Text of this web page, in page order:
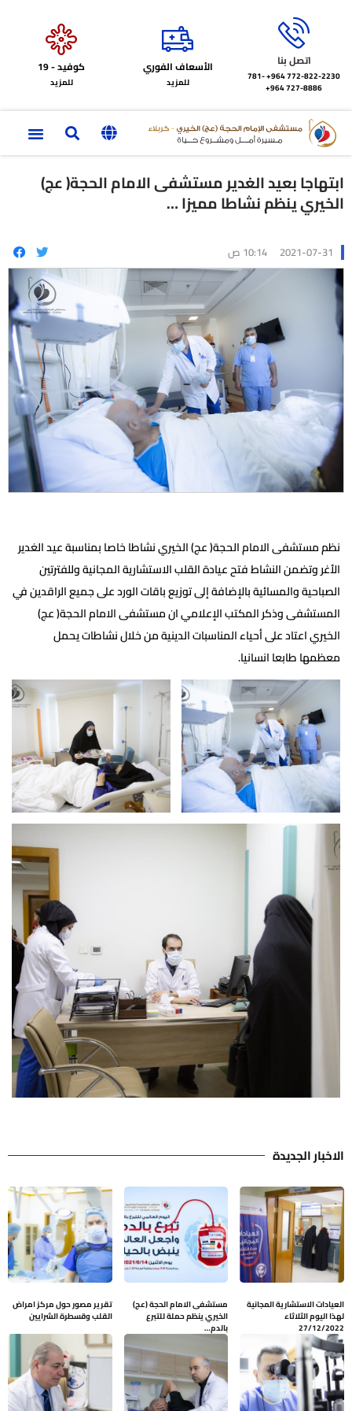
اتصل بنا
772-822-2230‏ 964+
781-
727-8886 964+
الأسعاف الفوري
للمزيد
كوفيد - 19
للمزيد
ابتهاجا بعيد الغدير مستشفى الامام الحجة( عج)
الخيري ينظم نشاطا مميزا …
2021-07-31 10:14 ص
نظم مستشفى الامام الحجة( عج) الخيري نشاطا خاصا بمناسبة عيد الغدير
الأغر وتضمن النشاط فتح عيادة القلب الاستشارية المجانية وللفترتين
الصباحية والمسائية بالإضافة إلى توزيع باقات الورد على جميع الراقدين في
المستشفى وذكر المكتب الإعلامي ان مستشفى الامام الحجة( عج)
الخيري اعتاد على أحياء المناسبات الدينية من خلال نشاطات يحمل
معظمها طابعا انسانيا.
الاخبار الجديدة
العيادات الاستشارية المجانية
لهذا اليوم الثلاثاء
27/12/2022
مستشفى الامام الحجة (عج)
الخيري ينظم حملة للتبرع
بالدم…
تقرير مصور حول مركز امراض
القلب وقسطرة الشرايين